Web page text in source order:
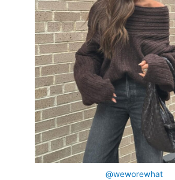
@weworewhat